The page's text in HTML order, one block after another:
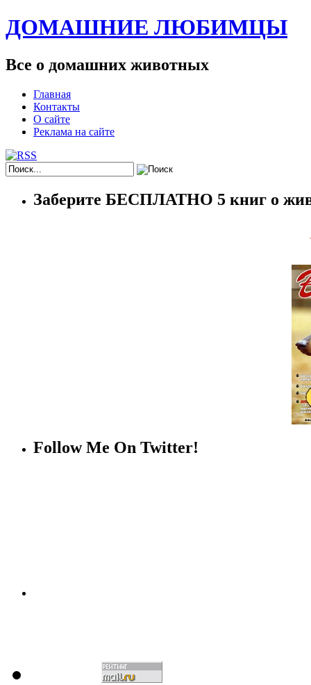
ДОМАШНИЕ ЛЮБИМЦЫ
Все о домашних животных
Главная
Контакты
О сайте
Реклама на сайте
Заберите БЕСПЛАТНО 5 книг о
Follow Me On Twitter!